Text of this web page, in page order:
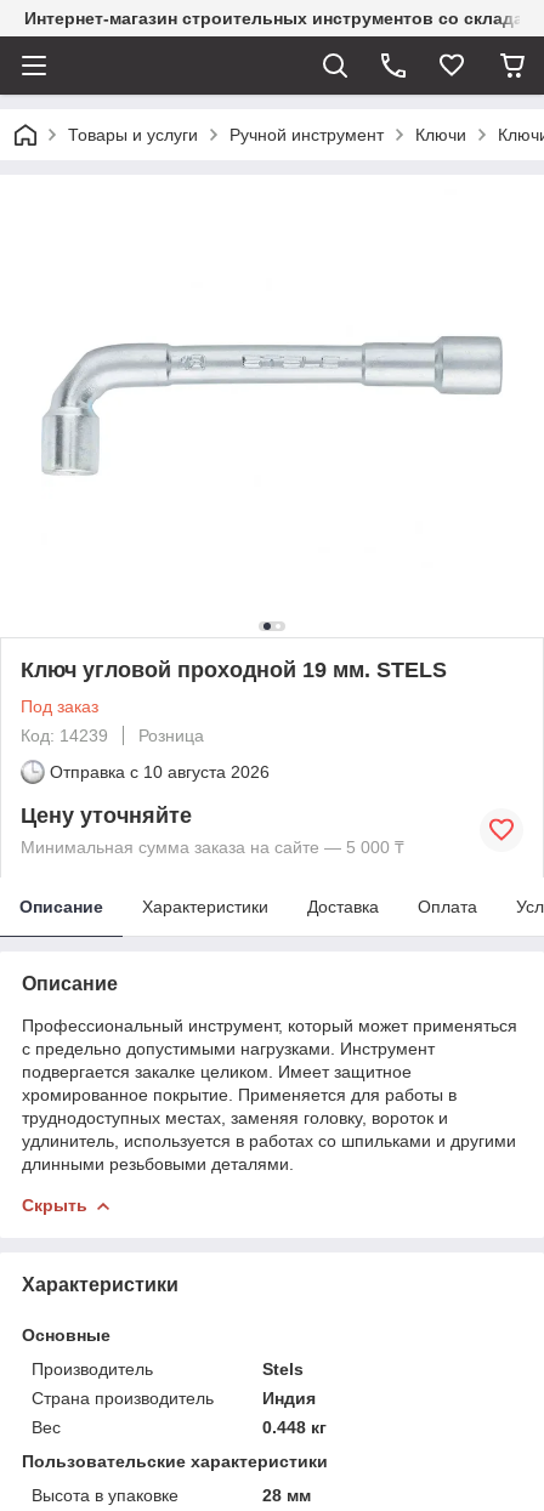
Интернет-магазин строительных инструментов со склада
Товары и услуги Ручной инструмент Ключи
Ключ угловой проходной 19 мм. STELS
Под заказ
Код: 14239
Розница
Отправка с 10 августа 2026
Цену уточняйте
Минимальная сумма заказа на сайте — 5 000 ₸
Описание Характеристики Доставка Оплата
Описание
Профессиональный инструмент, который может применяться
с предельно допустимыми нагрузками. Инструмент
подвергается закалке целиком. Имеет защитное
хромированное покрытие. Применяется для работы в
труднодоступных местах, заменяя головку, вороток и
удлинитель, используется в работах со шпильками и другими
длинными резьбовыми деталями.
Скрыть
Характеристики
Основные
Производитель
Stels
Страна производитель
Индия
Вес
0.448 кг
Пользовательские характеристики
Высота в упаковке
28 мм